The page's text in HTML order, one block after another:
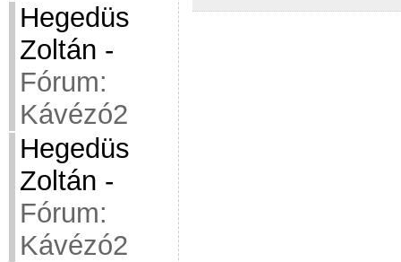
Hegedüs
Zoltán -
Fórum:
Kávézó2
Hegedüs
Zoltán -
Fórum:
Kávézó2